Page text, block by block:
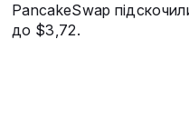
PancakeSwap
до $3,72.